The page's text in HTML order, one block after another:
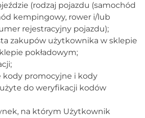
(rodzaj pojazdu (samochód
kempingowy, rower i/lub
rejestracyjny pojazdu);
zakupów użytkownika w sklepie
pokładowym;
kody promocyjne i kody
do weryfikacji kodów
na którym Użytkownik